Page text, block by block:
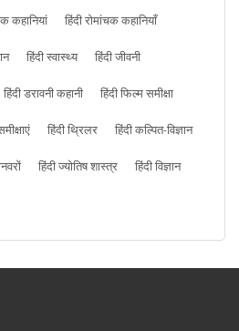
कहानियां
हिंदी रोमांचक कहानियाँ
हिंदी स्वास्थ्य
हिंदी जीवनी
हिंदी डरावनी कहानी
हिंदी फिल्म समीक्षा
हिंदी थ्रिलर
हिंदी कल्पित-विज्ञान
हिंदी ज्योतिष शास्त्र
हिंदी विज्ञान